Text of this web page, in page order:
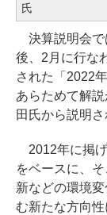
氏
決算説明会で
後、2月に行な
された「2022
あらためて解
田氏から説明さ
2012年に掲げ
をベースに、
新などの環境
む新たな方向